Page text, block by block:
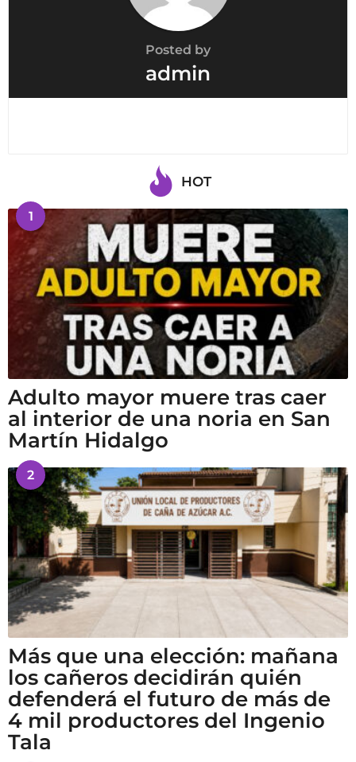
Posted by
admin
HOT
1
Adulto mayor muere tras caer
al interior de una noria en San
Martín Hidalgo
2
Más que una elección: mañana
los cañeros decidirán quién
defenderá el futuro de más de
4 mil productores del Ingenio
Tala